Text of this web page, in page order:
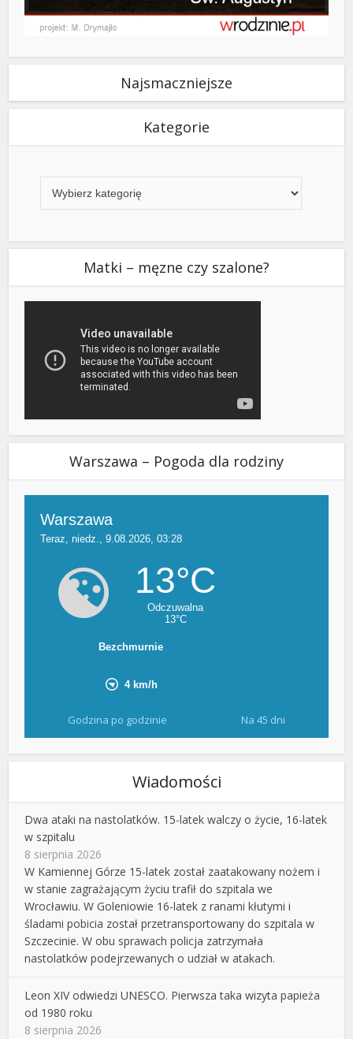
Najsmaczniejsze
Kategorie
Matki – męzne czy szalone?
Warszawa – Pogoda dla rodziny
Godzina po godzinie Na 45 dni
Wiadomości
Dwa ataki na nastolatków. 15-latek walczy o życie, 16-latek
w szpitalu
8 sierpnia 2026
W Kamiennej Górze 15-latek został zaatakowany nożem i
w stanie zagrażającym życiu trafił do szpitala we
Wrocławiu. W Goleniowie 16-latek z ranami kłutymi i
śladami pobicia został przetransportowany do szpitala w
Szczecinie. W obu sprawach policja zatrzymała
nastolatków podejrzewanych o udział w atakach.
Leon XIV odwiedzi UNESCO. Pierwsza taka wizyta papieża
od 1980 roku
8 sierpnia 2026